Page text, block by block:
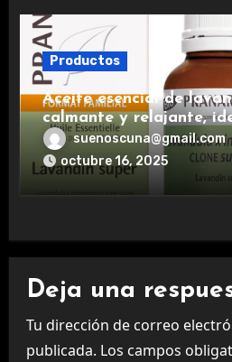
Productos
Aceite esencial de
calmante y relajante,
aromaterapia.
suenoscuna@gmail.com
octubre 16, 2025
Deja una
Tu dirección de correo
publicada. Los campos